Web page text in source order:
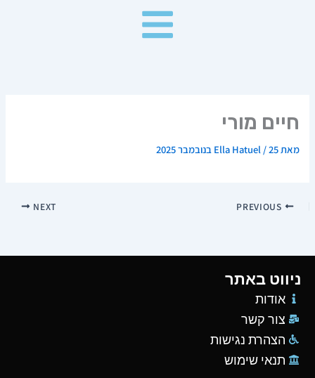
חיים מורי
מאת Ella Hatuel /25 בנובמבר 2025
NEXT
ניווט באתר
אודות
צור קשר
הצהרת נגישות
תנאי שימוש